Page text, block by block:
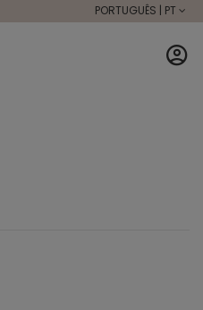
PORTUGUÊS | PT